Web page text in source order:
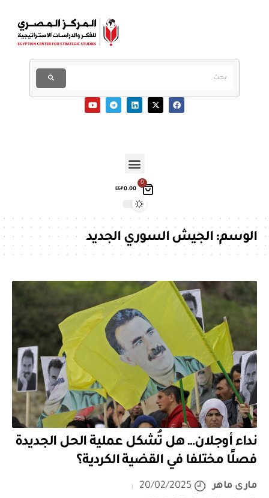
0
EGP0.00
الوسم:الجيش السوري الجديد
نداء أوجلان… هل تُشكل عملية الحل الجديدة
فصلًا مختلفا في القضية الكردية؟
مارى ماهر
20/02/2025